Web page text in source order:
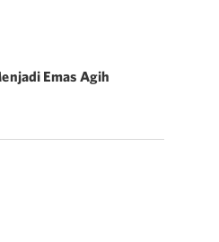
Emas Agih